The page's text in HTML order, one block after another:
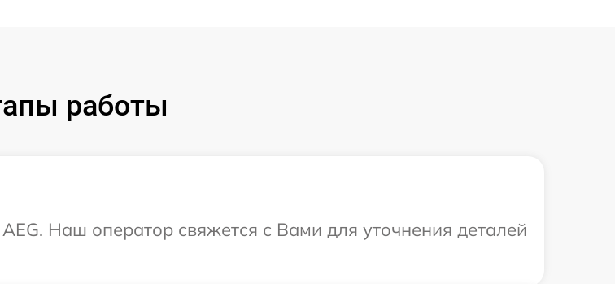
работы
Наш оператор свяжется с Вами для уточнения деталей